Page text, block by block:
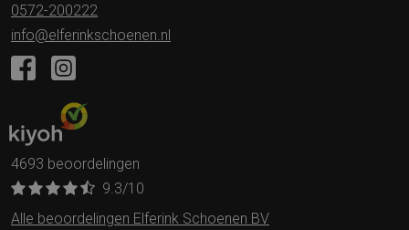
0572-200222
info@elferinkschoenen.nl
4693 beoordelingen
9.3/10
Alle beoordelingen Elferink Schoenen BV